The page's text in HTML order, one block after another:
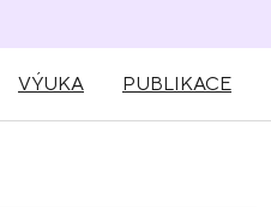
VÝUKA PUBLIKACE